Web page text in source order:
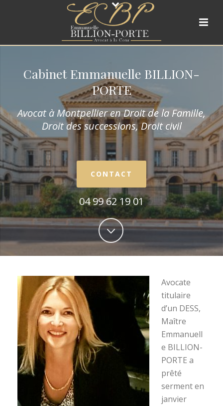
Cabinet Emmanuelle BILLION-
PORTE
Avocat à Montpellier en Droit de la Famille,
Droit des successions, Droit civil
CONTACT
04 99 62 19 01
Avocate
titulaire
d’un DESS,
Maître
Emmanuell
e BILLION-
PORTE a
prêté
serment en
janvier